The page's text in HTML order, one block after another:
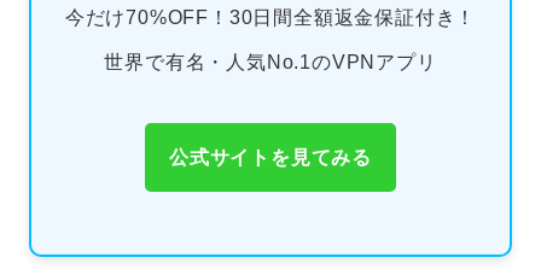
今だけ70%OFF！30日間全額返金保証付き！
世界で有名・人気No.1のVPNアプリ
公式サイトを見てみる